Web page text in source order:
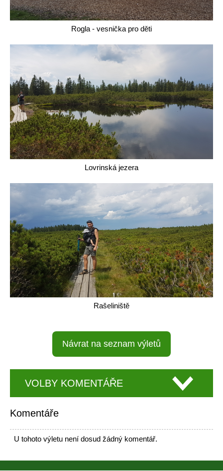
Rogla - vesnička pro děti
Lovrinská jezera
Rašeliniště
Návrat na seznam výletů
VOLBY KOMENTÁŘE
Komentáře
U tohoto výletu není dosud žádný komentář.